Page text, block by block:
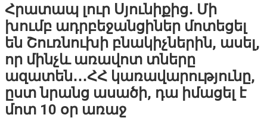
Հրատապ լուր Սյունիքից․ Մի
խումբ ադրբեջանցիներ մոտեցել
են Շուռնուխի բնակիչներին, ասել,
որ մինչև առավոտ տները
ազատեն․․․ՀՀ կառավարությունը,
ըստ նրանց ասածի, դա իմացել է
մոտ 10 օր առաջ